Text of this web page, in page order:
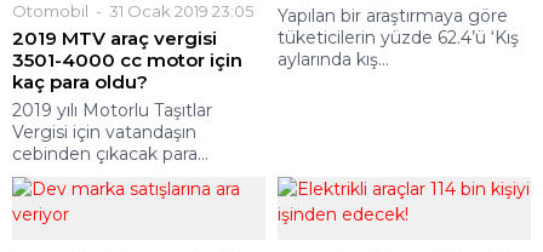
Otomobil 31 Ocak 2019 23:05
2019 MTV araç vergisi
3501-4000 cc motor için
kaç para oldu?
2019 yılı Motorlu Taşıtlar
Vergisi için vatandaşın
cebinden çıkacak para...
Yapılan bir araştırmaya göre
tüketicilerin yüzde 62.4’ü ‘Kış
aylarında kış...